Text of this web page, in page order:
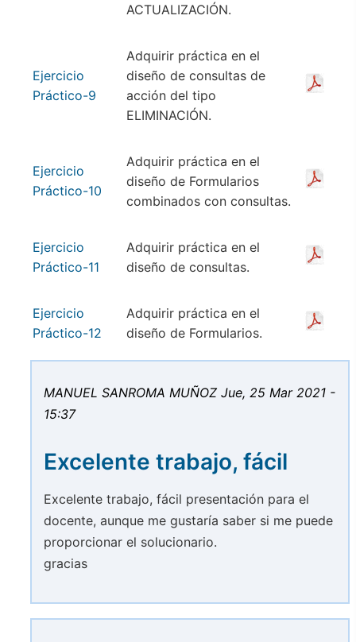
ACTUALIZACIÓN.
Ejercicio
Práctico-9
Adquirir práctica en el
diseño de consultas de
acción del tipo
ELIMINACIÓN.
Ejercicio
Práctico-10
Adquirir práctica en el
diseño de Formularios
combinados con consultas.
Ejercicio
Práctico-11
Adquirir práctica en el
diseño de consultas.
Ejercicio
Práctico-12
Adquirir práctica en el
diseño de Formularios.
MANUEL SANROMA MUÑOZ Jue, 25 Mar 2021 -
15:37
Excelente trabajo, fácil
Excelente trabajo, fácil presentación para el
docente, aunque me gustaría saber si me puede
proporcionar el solucionario.
gracias